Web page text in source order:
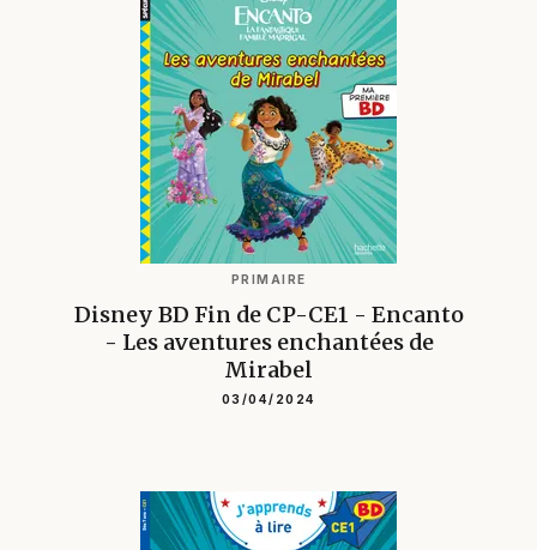
PRIMAIRE
Disney BD Fin de CP-CE1 - Encanto
- Les aventures enchantées de
Mirabel
03/04/2024